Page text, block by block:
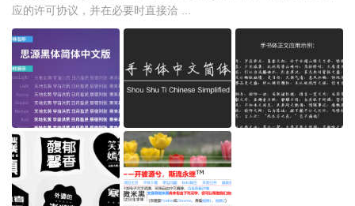
应的许可协议，并在必要时直接洽 ...